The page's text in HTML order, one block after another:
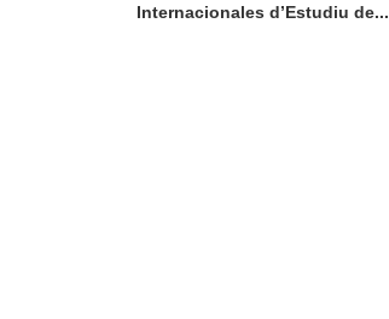
Internacionales d’Estudiu de...